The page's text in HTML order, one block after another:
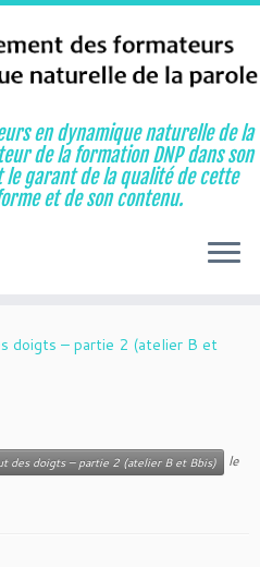
en dynamique naturelle de la
de la formation DNP dans son
le garant de la qualité de cette
et de son contenu.
doigts – partie 2 (atelier B et
des doigts – partie 2 (atelier B et Bbis)
le